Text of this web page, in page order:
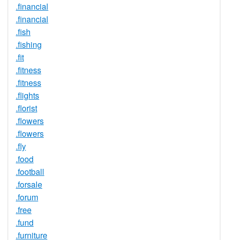
.financial
.financial
.fish
.fishing
.fit
.fitness
.fitness
.flights
.florist
.flowers
.flowers
.fly
.food
.football
.forsale
.forum
.free
.fund
.furniture